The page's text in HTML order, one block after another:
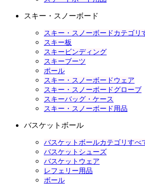
スキー・スノーボード
スキー・スノーボードカテゴリ
スキー板
スキービンディング
スキーブーツ
ポール
スキー・スノーボードウェア
スキー・スノーボードグローブ
スキーバッグ・ケース
スキー・スノーボード用品
バスケットボール
バスケットボールカテゴリすべ
バスケットシューズ
バスケットウェア
レフェリー用品
ボール